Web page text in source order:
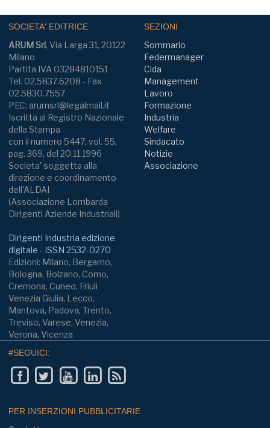
SOCIETA' EDITRICE
ARUM Srl, Via Larga 31, 20122
Milano
Partita IVA 03284810151
Tel. 02.5837.6208 - Fax
02.5830.7557
PEC: arumsrl@legalmail.it
Iscritta al Registro Nazionale
della Stampa
con il numero 5447, vol. 55,
pag. 369, del 20.11.1996
Societa' soggetta alla
direzione e coordinamento
dell'ALDAI
(Associazione Lombarda
Dirigenti Aziende Industriali)
Dirigenti Industria edizione
digitale - ISSN 2532-0270
Edizioni: Milano, Bergamo,
Bologna, Bolzano, Como,
Cremona, Cuneo, Friuli
Venezia Giulia, Lecco,
Mantova, Padova, Trento,
Treviso, Varese, Venezia,
Verona, Vicenza
SEZIONI
Sommario
Federmanager
Cida
Management
Lavoro
Formazione
Industria
Welfare
Sindacato
Notizie
Associazione
#SEGUICI:
PER INSERZIONI PUBBLICITARIE